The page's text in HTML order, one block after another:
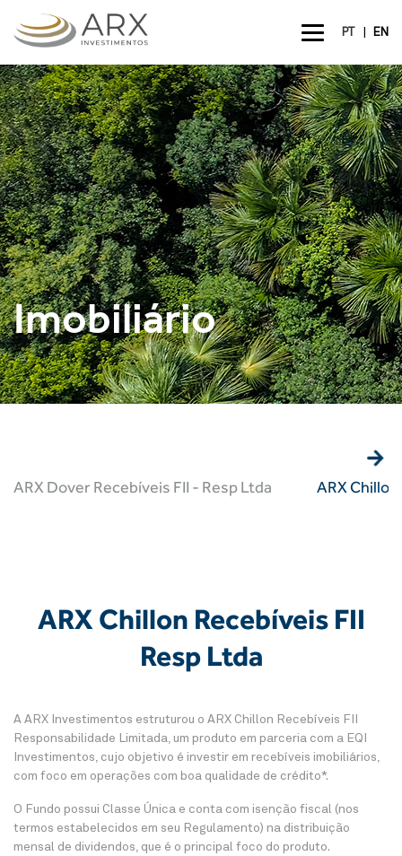
PT EN
Imobiliário
ARX Dover Recebíveis FII - Resp Ltda ARX
ARX Chillon Recebíveis FII
Resp Ltda
A ARX Investimentos estruturou o ARX Chillon Recebíveis FII
Responsabilidade Limitada, um produto em parceria com a EQI
Investimentos, cujo objetivo é investir em recebíveis imobiliários,
com foco em operações com boa qualidade de crédito*.
O Fundo possui Classe Única e conta com isenção fiscal (nos
termos estabelecidos em seu Regulamento) na distribuição
mensal de dividendos, que é o principal foco do produto.